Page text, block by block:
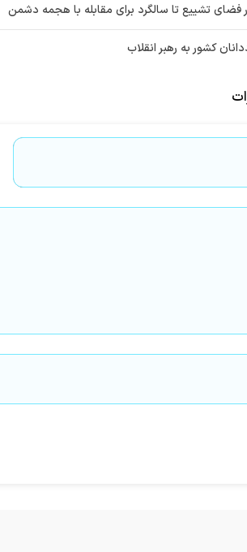
فضای تشییع تا سالگرد برای مقابله با هجمه دشمن
کشور به رهبر انقلاب